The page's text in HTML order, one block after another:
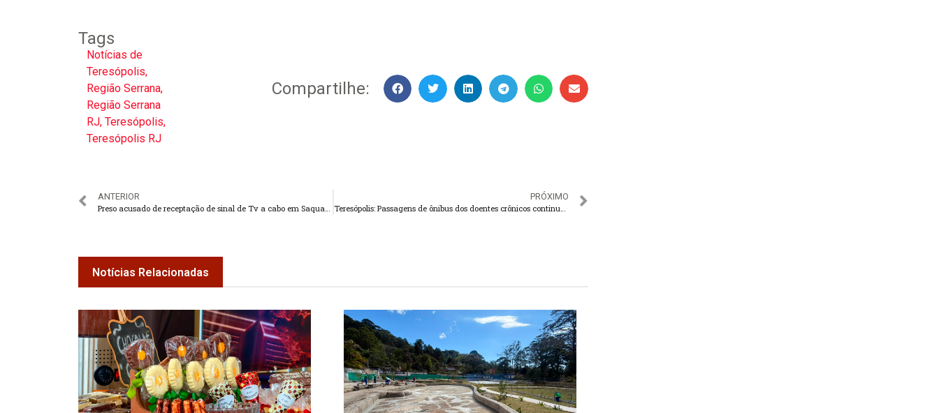
Tags
Notícias de
Teresópolis,
Região Serrana,
Região Serrana
RJ, Teresópolis,
Teresópolis RJ
Compartilhe:
ANTERIOR
PRÓXIMO
Notícias Relacionadas